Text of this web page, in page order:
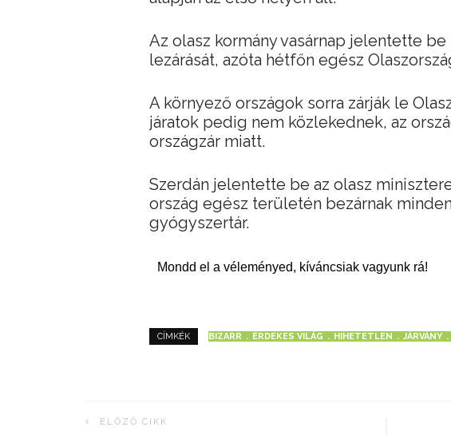
Az olasz kormány vasárnap jelentette
lezárását, azóta hétfőn egész
A környező országok sorra zárják le
járatok pedig nem közlekednek, az
országzár miatt.
Szerdán jelentette be az olasz
ország egész területén bezárnak
gyógyszertár.
Mondd el a véleményed, kíváncsiak vagyunk rá!
CÍMKÉK BIZARR ÉRDEKES VILÁG HIHETETLEN JÁRVÁNY
ELŐZŐ CIKK